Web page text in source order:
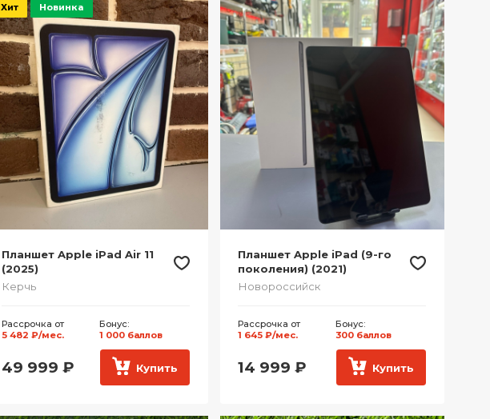
Хит Новинка
Планшет Apple iPad Air 11
(2025)
Керчь
Рассрочка от
5 482 ₽/мес.
Бонус:
1 000 баллов
49 999 ₽ Купить
Планшет Apple iPad (9-го
поколения) (2021)
Новороссийск
Рассрочка от
1 645 ₽/мес.
Бонус:
300 баллов
14 999 ₽ Купить